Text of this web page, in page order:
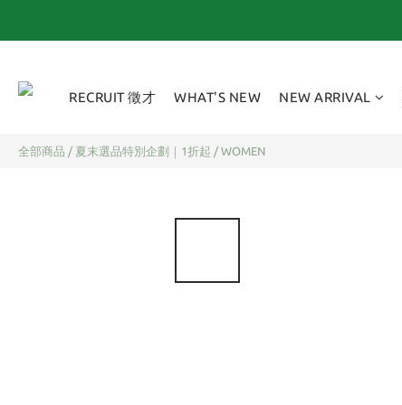
RECRUIT 徵才 WHAT'S NEW NEW ARRIVAL
全部商品 / 夏末選品特別企劃｜1折起 / WOMEN